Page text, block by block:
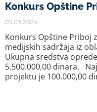
Konkurs Opštine
05.03.2024.
Konkurs Opštine Priboj
medijskih sadržaja iz
Ukupna sredstva
5.500.000,00 dinara.
projektu je 100.000,00